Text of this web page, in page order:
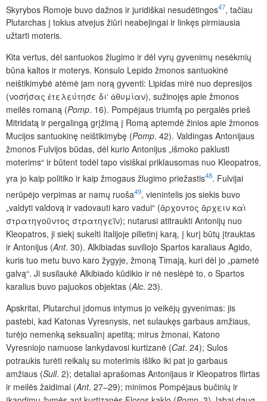
Skyrybos Romoje buvo dažnos ir juridiškai nesudėtingos47, tačiau
Plutarchas į tokius atvejus žiūri neabejingai ir linkęs pirmiausia
užtarti moteris.
Kita vertus, dėl santuokos žlugimo ir dėl vyrų gyvenimų nesėkmių
būna kaltos ir moterys. Konsulo Lepido žmonos santuokinė
neištikimybė atėmė jam norą gyventi: Lipidas mirė nuo depresijos
(νοσήσας ἐτελεύτησε δι‘ ἀθυμίαν), sužinojęs apie žmonos
meilės romaną (Pomp. 16). Pompėjaus triumfą po pergalės prieš
Mitridatą ir pergalingą grįžimą į Romą aptemdė žinios apie žmonos
Mucijos santuokinę neištikimybę (Pomp. 42). Valdingas Antonijaus
žmonos Fulvijos būdas, dėl kurio Antonijus „išmoko paklusti
moterims“ ir būtent todėl tapo visiškai priklausomas nuo Kleopatros,
yra jo kaip politiko ir kaip žmogaus žlugimo priežastis48. Fulvijai
nerūpėjo verpimas ar namų ruoša49, vienintelis jos siekis buvo
„valdyti valdovą ir vadovauti karo vadui“ (ἄρχοντος ἄρχειν καὶ
στρατηγοῦντος στρατηγεῖν); nutarusi atitraukti Antonijų nuo
Kleopatros, ji siekį sukelti Italijoje pilietinį karą, į kurį būtų įtrauktas
ir Antonijus (Ant. 30). Alkibiadas suviliojo Spartos karaliaus Agido,
kuris tuo metu buvo karo žygyje, žmoną Timają, kuri dėl jo „pametė
galvą“. Ji susilaukė Alkibiado kūdikio ir nė neslėpė to, o Spartos
karalius buvo pajuokos objektas (Alc. 23).
Apskritai, Plutarchui įdomus intymus jo veikėjų gyvenimas: jis
pastebi, kad Katonas Vyresnysis, net sulaukęs garbaus amžiaus,
turėjo nemenką seksualinį apetitą; mirus žmonai, Katono
Vyresniojo namuose lankydavosi kurtizanė (Cat. 24); Sulos
potraukis turėti reikalų su moterimis išliko iki pat jo garbaus
amžiaus (Sull. 2); detaliai aprašomas Antonijaus ir Kleopatros flirtas
ir meilės žaidimai (Ant. 27–29); minimos Pompėjaus bučinių ir